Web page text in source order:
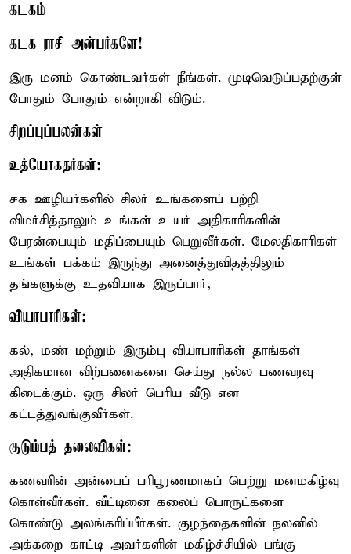
கடகம்
கடக ராசி அன்பர்களே!
இரு மனம் கொண்டவர்கள் நீங்கள். முடிவெடுப்பதற்குள்
போதும் போதும் என்றாகி விடும்.
சிறப்புப்பலன்கள்
உத்யோகதர்கள்:
சக ஊழியர்களில் சிலர் உங்களைப் பற்றி
விமர்சித்தாலும் உங்கள் உயர் அதிகாரிகளின்
பேரன்பையும் மதிப்பையும் பெறுவீர்கள். மேலதிகாரிகள்
உங்கள் பக்கம் இருந்து அனைத்துவிதத்திலும்
தங்களுக்கு உதவியாக இருப்பார்,
வியாபாரிகள்:
கல், மண் மற்றும் இரும்பு வியாபாரிகள் தாங்கள்
அதிகமான விற்பனைகளை செய்து நல்ல பணவரவு
கிடைக்கும். ஒரு சிலர் பெரிய வீடு என
கட்டத்துவங்குவீர்கள்.
குடும்பத் தலைவிகள்:
கணவரின் அன்பைப் பரிபூரணமாகப் பெற்று மனமகிழ்வு
கொள்வீர்கள். வீட்டினை கலைப் பொருட்களை
கொண்டு அலங்கரிப்பீர்கள். குழந்தைகளின் நலனில்
அக்கறை காட்டி அவர்களின் மகிழ்ச்சியில் பங்கு